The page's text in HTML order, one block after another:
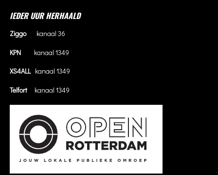
IEDER UUR HERHAALD
Ziggokanaal 36
KPN kanaal 1349
XS4ALLkanaal 1349
Telfort kanaal 1349